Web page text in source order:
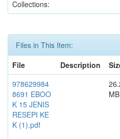
Collections:
Files in This Item:
File
Description
978629984
8691 EBOO
K 15 JENIS
RESEPI KE
K (1).pdf
MB